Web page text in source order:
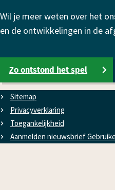
Wil je meer weten over het
en de ontwikkelingen in de
Zo ontstond het spel
Sitemap
Privacyverklaring
Toe­gan­kelijk­heid
Aanmelden nieuwsbrief